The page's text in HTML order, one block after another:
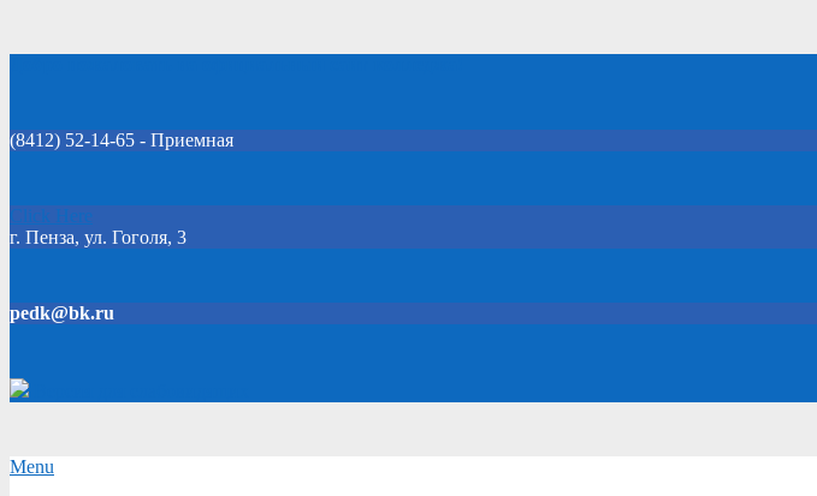
(8412) 52-14-65 - Приемная
Click Here
г. Пенза, ул. Гоголя, 3
pedk@bk.ru
Secondary
Menu